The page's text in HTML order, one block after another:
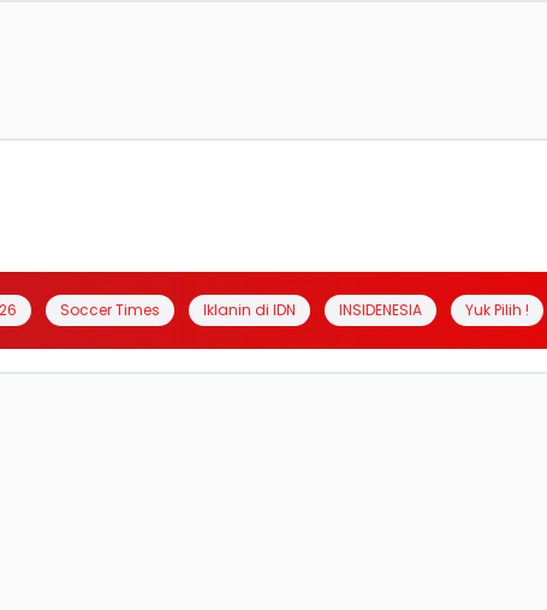
Soccer Times Iklanin di IDN INSIDENESIA Yuk Pilih !